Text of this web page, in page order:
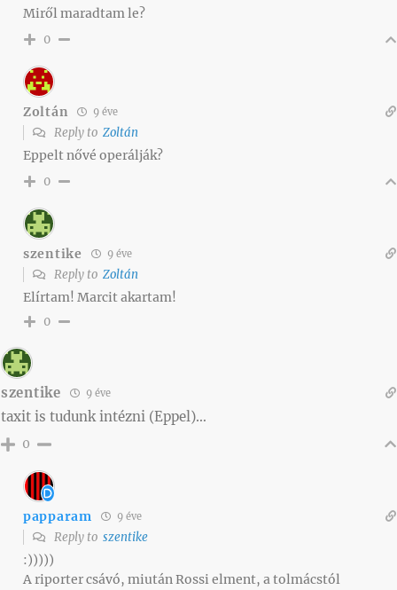
Miről maradtam le?
0
Zoltán 9 éve
Reply to Zoltán
Eppelt nővé operálják?
0
szentike 9 éve
Reply to Zoltán
Elírtam! Marcit akartam!
0
szentike 9 éve
taxit is tudunk intézni (Eppel)…
0
papparam 9 éve
Reply to szentike
:)))))
A riporter csávó, miután Rossi elment, a tolmácstól